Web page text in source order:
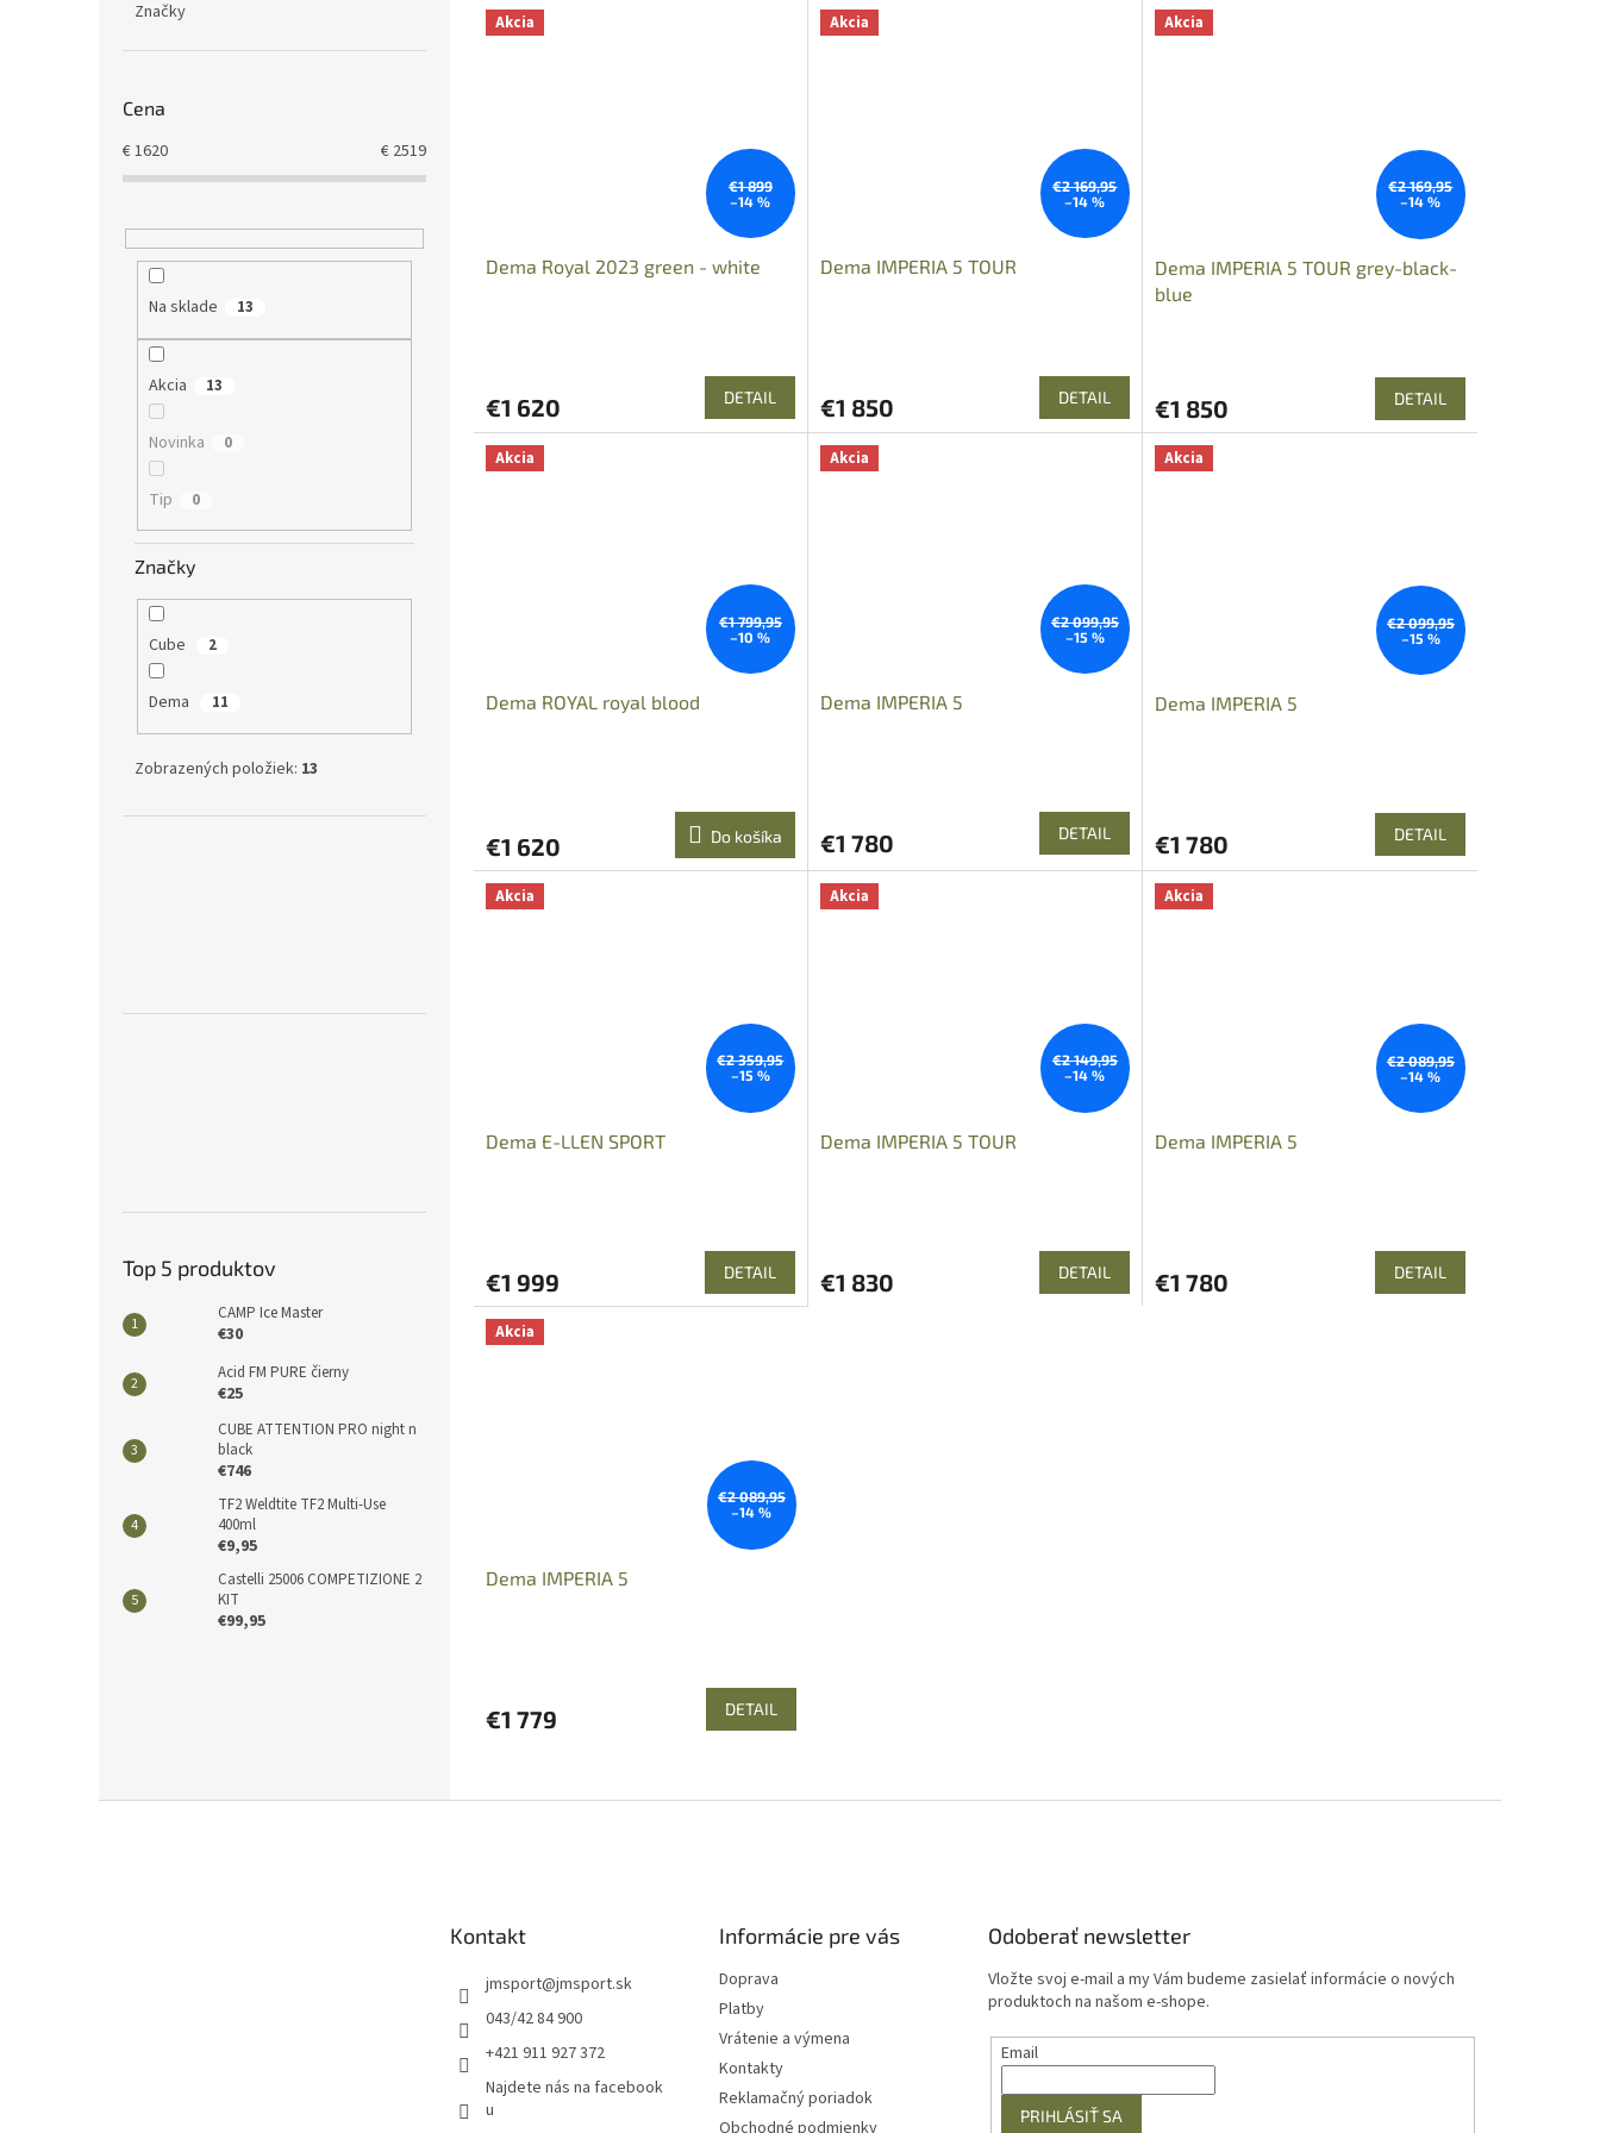
Značky
Cena
€1620 € 2519
Na sklade 13
Akcia 13
Novinka 0
Tip 0
Značky
Cube 2
Dema 11
Zobrazených položiek: 13
Top 5 produktov
CAMP Ice Master
€30
Acid FM PURE čierny
€25
CUBE ATTENTION PRO night n
black
€746
TF2 Weldtite TF2 Multi-Use
400ml
€9,95
Castelli 25006 COMPETIZIONE 2
KIT
€99,95
Akcia
€1 899
–14 %
Dema Royal 2023 green - white
€1 620 DETAIL
Akcia
€2 169,95
–14 %
Dema IMPERIA 5 TOUR
€1 850 DETAIL
Akcia
€2 169,95
–14 %
Dema IMPERIA 5 TOUR grey-black-
blue
€1 850 DETAIL
Akcia
€1 799,95
–10 %
Dema ROYAL royal blood
€1 620 Do košíka
Akcia
€2 099,95
–15 %
Dema IMPERIA 5
€1 780 DETAIL
Akcia
€2 099,95
–15 %
Dema IMPERIA 5
€1 780 DETAIL
Akcia
€2 359,95
–15 %
Dema E-LLEN SPORT
€1 999 DETAIL
Akcia
€2 149,95
–14 %
Dema IMPERIA 5 TOUR
€1 830 DETAIL
Akcia
€2 089,95
–14 %
Dema IMPERIA 5
€1 780 DETAIL
Akcia
€2 089,95
–14 %
Dema IMPERIA 5
€1 779 DETAIL
v
Kontakt
jmsport@jmsport.sk
043/42 84 900
+421 911 927 372
Najdete nás na facebook
u
Informácie pre vás
Doprava
Platby
Vrátenie a výmena
Kontakty
Reklamačný poriadok
Obchodné podmienky
Odoberať newsletter
Vložte svoj e-mail a my Vám budeme zasielať informácie o nových
produktoch na našom e-shope.
Email
PRIHLÁSIŤ SA